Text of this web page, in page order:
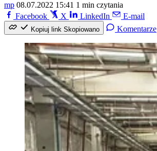
mp 08.07.2022 15:41 1 min czytania
Facebook
X LinkedIn E-mail
Kopiuj link Skopiowano Komentarze